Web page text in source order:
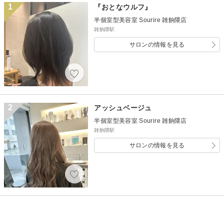
1 『おとなウルフ』
半個室型美容室 Sourire 雑餉隈店
雑餉隈駅
サロンの情報を見る
2 アッシュベージュ
半個室型美容室 Sourire 雑餉隈店
雑餉隈駅
サロンの情報を見る